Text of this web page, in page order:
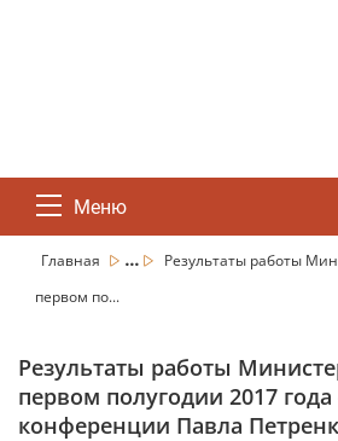
Меню
Главная ...
Результаты работы
первом по...
Результаты работы
первом полугодии 2017 года
конференции Павла